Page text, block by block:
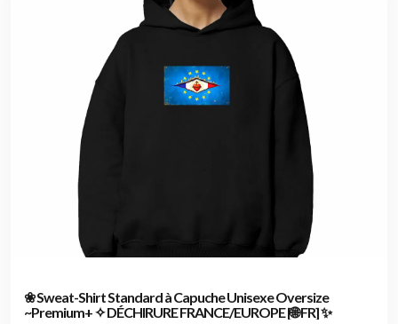
❀ Sweat-Shirt Standard à Capuche Unisexe Oversize
~Premium+ ✧ DÉCHIRURE FRANCE/EUROPE [🌐 FR] ✨